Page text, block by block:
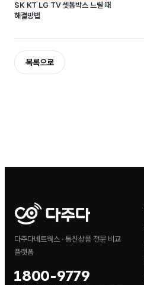
SK KT LG TV 셋톱박스 느릴 때
해결방법
목록으로
다주다네트웍스 · 통신상품 전문 비교
플랫폼
1800-9779